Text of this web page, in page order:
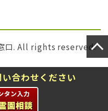
口. All rights reserved.
合わせください